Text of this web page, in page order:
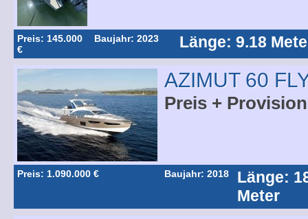
Preis: 145.000
€
Baujahr: 2023 Länge: 9.18
AZIMUT 60
Preis +
Preis: 1.090.000 € Baujahr: 2018
Länge:
Meter